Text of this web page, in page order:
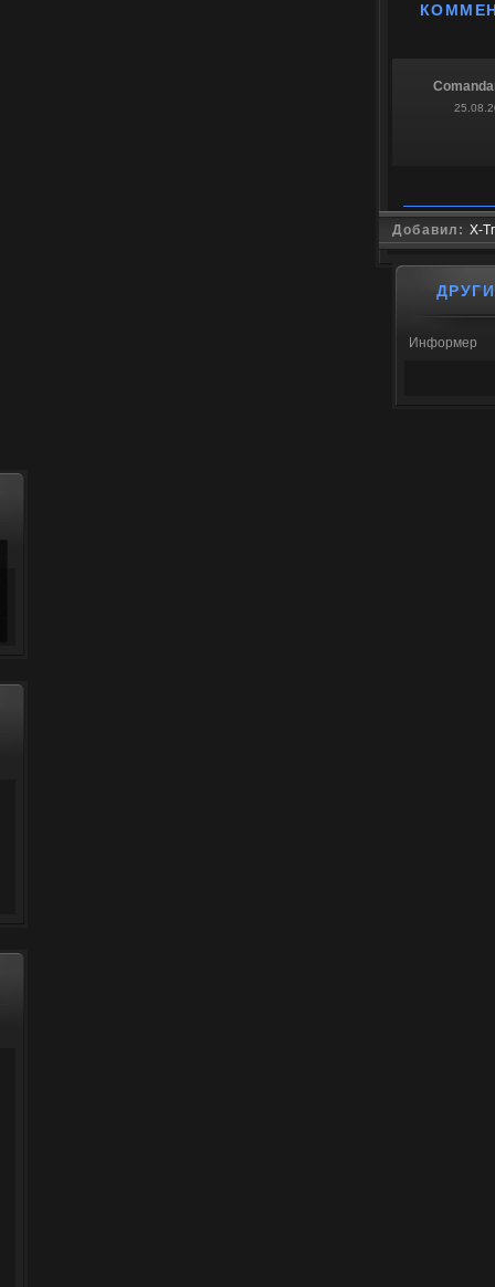
Добавил: X-
Информер